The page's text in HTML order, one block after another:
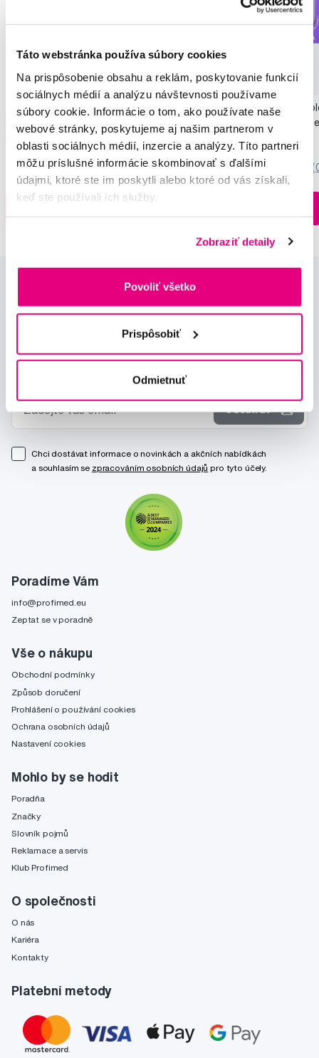
Táto webstránka používa súbory cookies
Na prispôsobenie obsahu a reklám, poskytovanie funkcií
sociálnych médií a analýzu návštevnosti používame
súbory cookie. Informácie o tom, ako používate naše
webové stránky, poskytujeme aj našim partnerom v
oblasti sociálnych médií, inzercie a analýzy. Títo partneri
môžu príslušné informácie skombinovať s ďalšími
údajmi, ktoré ste im poskytli alebo ktoré od vás získali,
keď ste používali ich služby.
Zobraziť detaily
Povoliť všetko
Prispôsobiť
Odmietnuť
Novinka
Akcia
SMILLE Sonic Brush - Prémiová sonická
kefka s kónickými vláknami SANGI, biela
149,99 €
5,0/5 (27x)
Na sklade > 5 ks
Ihneď v3 prodejnách
Novinka
Pop Instant Teeth
pre okamžitý bieliaci
10,90 €
Poradíme Vám
info@profimed.eu
Zeptat se v poradně
Vše o nákupu
Obchodní podmínky
Způsob doručení
Prohlášení o používání cookies
Ochrana osobních údajů
Nastavení cookies
Mohlo by se hodit
Poradňa
Značky
Slovník pojmů
Reklamace a servis
Klub Profimed
O společnosti
O nás
Kariéra
Kontakty
Platební metody
Novinky a nabídky
Odebírat
Chci dostávat informace o novinkách a akčních nabídkách
a souhlasím se zpracováním osobních údajů pro tyto účely.